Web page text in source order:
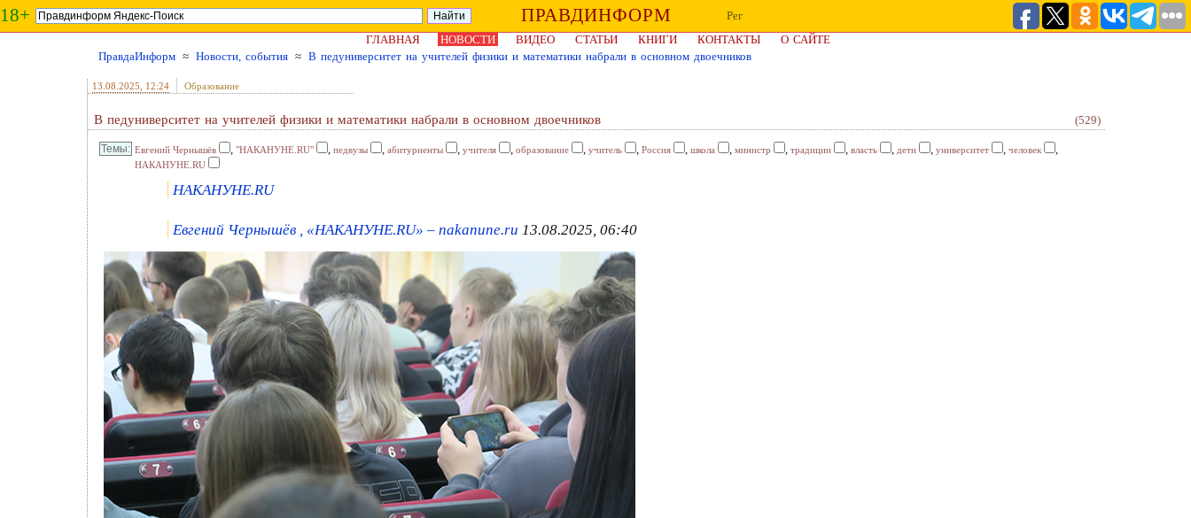
18+ ПРАВДИНФОРМ
Рег
ГЛАВНАЯ
НОВОСТИ ВИДЕО СТАТЬИ КНИГИ КОНТАКТЫ
О САЙТЕ
ПравдаИнформ ≈ Новости, события ≈ В педуниверситет на учителей физики и математики набрали в основном двоечников
13.08.2025 , 12:24 Образование
В педуниверситет на учителей физики и математики набрали в основном двоечников (529)
Евгений Чернышёв , "НАКАНУНЕ.RU" , педвузы , абитуриенты , учителя , образование , учитель , Россия , школа , министр , традиции , власть , дети , университет , человек ,
НАКАНУНЕ.RU
НАКАНУНЕ.RU
Евгений Чернышёв , «НАКАНУНЕ.RU» – nakanune.ru 13.08.2025, 06:40